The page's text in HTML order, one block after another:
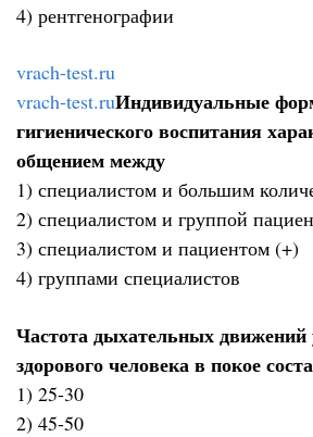
4) рентгенографии
vrach-test.ru
vrach-test.ruИндивидуальные
гигиенического воспитания
общением между
1) специалистом и большим
2) специалистом и группой
3) специалистом и пациентом (+)
4) группами специалистов
Частота дыхательных движений
здорового человека в покое
1) 25-30
2) 45-50